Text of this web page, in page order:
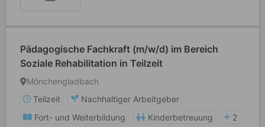
Pädagogische Fachkraft (m/w/d) im Bereich
Soziale Rehabilitation in Teilzeit
Mönchengladbach
Teilzeit
Nachhaltiger Arbeitgeber
Fort- und Weiterbildung
Kinderbetreuung
2